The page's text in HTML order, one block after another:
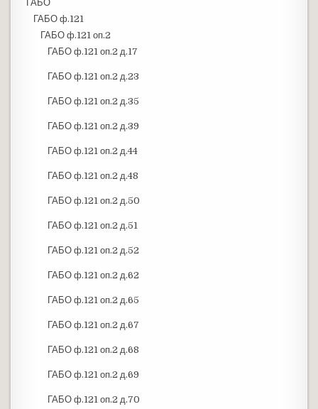
ГАБО
ГАБО ф.121
ГАБО ф.121 оп.2
ГАБО ф.121 оп.2 д.17
ГАБО ф.121 оп.2 д.23
ГАБО ф.121 оп.2 д.35
ГАБО ф.121 оп.2 д.39
ГАБО ф.121 оп.2 д.44
ГАБО ф.121 оп.2 д.48
ГАБО ф.121 оп.2 д.50
ГАБО ф.121 оп.2 д.51
ГАБО ф.121 оп.2 д.52
ГАБО ф.121 оп.2 д.62
ГАБО ф.121 оп.2 д.65
ГАБО ф.121 оп.2 д.67
ГАБО ф.121 оп.2 д.68
ГАБО ф.121 оп.2 д.69
ГАБО ф.121 оп.2 д.70